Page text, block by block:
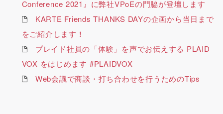
Conference 2021』に弊社VPoEの門脇が登壇します
KARTE Friends THANKS DAYの企画から当日まで
をご紹介します！
プレイド社員の「体験」を声でお伝えする PLAID
VOX をはじめます #PLAIDVOX
Web会議で商談・打ち合わせを行うためのTips